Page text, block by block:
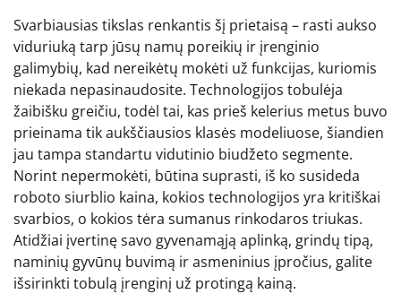
Svarbiausias tikslas renkantis šį prietaisą – rasti aukso
viduriuką tarp jūsų namų poreikių ir įrenginio
galimybių, kad nereikėtų mokėti už funkcijas, kuriomis
niekada nepasinaudosite. Technologijos tobulėja
žaibišku greičiu, todėl tai, kas prieš kelerius metus buvo
prieinama tik aukščiausios klasės modeliuose, šiandien
jau tampa standartu vidutinio biudžeto segmente.
Norint nepermokėti, būtina suprasti, iš ko susideda
roboto siurblio kaina, kokios technologijos yra kritiškai
svarbios, o kokios tėra sumanus rinkodaros triukas.
Atidžiai įvertinę savo gyvenamąją aplinką, grindų tipą,
naminių gyvūnų buvimą ir asmeninius įpročius, galite
išsirinkti tobulą įrenginį už protingą kainą.